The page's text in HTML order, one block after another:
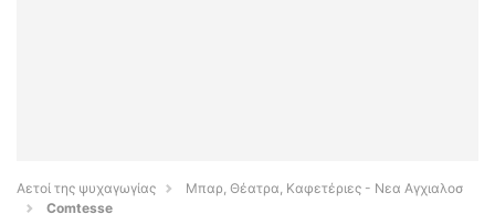
Αετοί της ψυχαγωγίας
Μπαρ, Θέατρα, Καφετέριες - Νεα Αγχιαλοσ
Comtesse